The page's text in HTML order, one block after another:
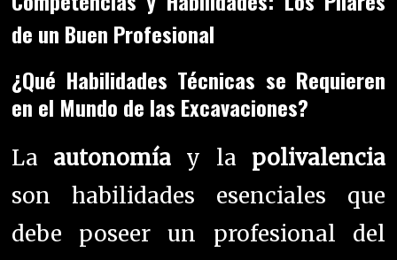
de un Buen Profesional
¿Qué Habilidades Técnicas se Requieren
en el Mundo de las Excavaciones?
La autonomía y la polivalencia
son habilidades esenciales que
debe poseer un profesional del